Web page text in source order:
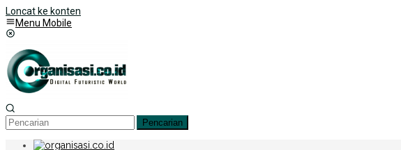
Loncat ke konten
Menu Mobile
Pencarian